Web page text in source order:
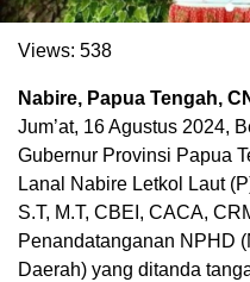
Views: 538
Nabire, Papua Tengah,
Jum’at, 16 Agustus 2024,
Gubernur Provinsi Papua
Lanal Nabire Letkol Laut
S.T, M.T, CBEI, CACA,
Penandatanganan NPHD
Daerah) yang ditanda
. Ukuran gambar 480px x